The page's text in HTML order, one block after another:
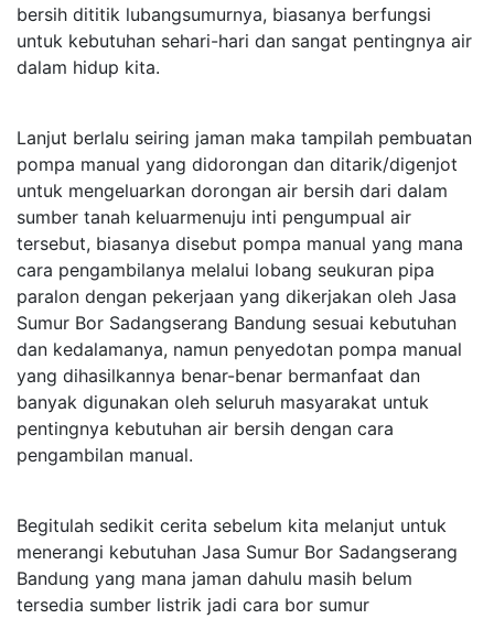
bersih dititik lubangsumurnya, biasanya berfungsi
untuk kebutuhan sehari-hari dan sangat pentingnya air
dalam hidup kita.
Lanjut berlalu seiring jaman maka tampilah pembuatan
pompa manual yang didorongan dan ditarik/digenjot
untuk mengeluarkan dorongan air bersih dari dalam
sumber tanah keluarmenuju inti pengumpual air
tersebut, biasanya disebut pompa manual yang mana
cara pengambilanya melalui lobang seukuran pipa
paralon dengan pekerjaan yang dikerjakan oleh Jasa
Sumur Bor Sadangserang Bandung sesuai kebutuhan
dan kedalamanya, namun penyedotan pompa manual
yang dihasilkannya benar-benar bermanfaat dan
banyak digunakan oleh seluruh masyarakat untuk
pentingnya kebutuhan air bersih dengan cara
pengambilan manual.
Begitulah sedikit cerita sebelum kita melanjut untuk
menerangi kebutuhan Jasa Sumur Bor Sadangserang
Bandung yang mana jaman dahulu masih belum
tersedia sumber listrik jadi cara bor sumur